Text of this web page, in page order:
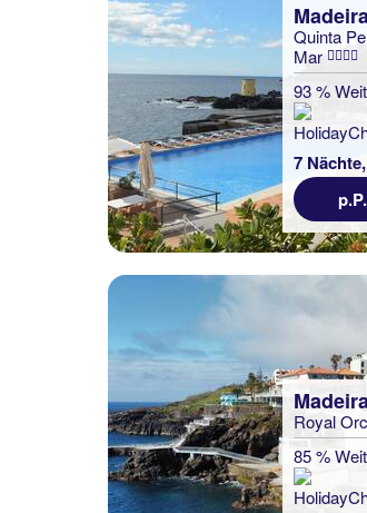
Quinta
Mar
93 %
7
Royal
85 %